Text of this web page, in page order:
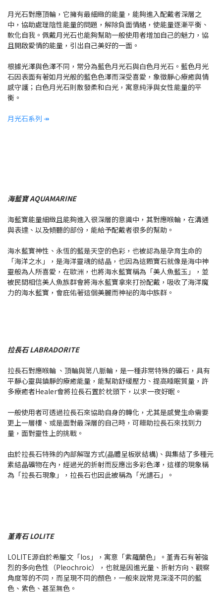
月光石對應頂輪，它擁有最細緻的能量，能夠進入配戴者深層之
中，協助處理陰性能量的問題，解除負面情緒，使能量逐漸平衡、
軟化自我。 佩戴月光石也能夠幫助一般使用者增加自己的魅力，協
且開啟愛情的能量，引出自己美好的一面。
根據光澤與色澤不同，常分為藍色月光石與白色月光石。藍色月光
石因表面有著如月光般的藍色色澤而深受喜愛，象徵靜心療癒與情
感守護；白色月光石則散發柔和白光，寓意純淨與女性能量的平
衡。
月光石系列 ↠
海藍寶 AQUAMARINE
海藍寶能量細緻且能夠進入很深層的意識中，其對應喉輪，在溝通
與表達、以及傾聽的部份，能給予配戴者很多的幫助。
海水藍寶神性、永恆的藍是天空的色彩，也被認為是孕育生命的
「海洋之水」，是海洋靈魂的結晶，也因為這顆寶石就像是海中神
靈般為人所喜愛，在歐洲，也將海水藍寶稱為「美人魚藍玉」，並
被民間相信美人魚族群會將海水藍寶拿來打扮配戴，吸收了海洋魔
力的海水藍寶，會庇佑著這個美麗而神祕的海中族群。
拉長石 LABRADORITE
拉長石對應喉輪 、頂輪與第八脈輪，是一種非常特殊的礦石，具有
平靜心靈與鎮靜的療癒能量，能幫助舒緩壓力、提高睡眠質量，許
多療癒者Healer會將拉長石置於枕頭下，以求一夜好眠。
一般使用者可透過拉長石來協助自身的轉化，尤其是感覺生命需要
更上一層樓、或是面對最深層的自己時，可耤助拉長石來找到力
量，面對靈性上的挑戰。
由於拉長石特殊的內部解理方式(晶體呈板狀結構)、與集結了多種元
素結晶礦物在內，經過光的折射而反應出多彩色澤，這樣的現象稱
為「拉長石現象」，拉長石也因此被稱為「光譜石」。
堇青石 LOLITE
LOLITE源自於希臘文「Ios」，寓意「紫羅蘭色」。堇青石有著強
烈的多向色性（Pleochroic），也就是因進光量、折射方向、觀察
角度等的不同，而呈現不同的顏色，一般來說常見深淺不同的藍
色、紫色、甚至無色。